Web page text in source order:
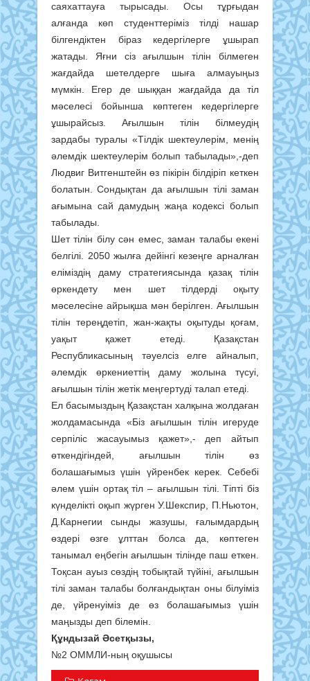
саяхаттауға тырысады. Осы тұрғыдан
алғанда көп студенттеріміз тілді нашар
білгендіктен біраз кедергілерге ұшырап
жатады. Яғни сіз ағылшын тілін білмеген
жағдайда шетелдерге шыға алмауыңыз
мүмкін. Егер де шыққан жағдайда да тіл
мәселесі бойынша көптеген кедергілерге
ұшырайсыз. Ағылшын тілін білмеудің
зардабы туралы «Тілдік шектеулерім, менің
әлемдік шектеулерім болып табылады»,-деп
Людвиг Витгенштейн өз пікірін білдіріп кеткен
болатын. Сондықтан да ағылшын тілі заман
ағымына сай дамудың жаңа кодексі болып
табылады.
Шет тілін білу сән емес, заман талабы екені
белгілі. 2050 жылға дейінгі кезеңге арналған
еліміздің даму стратегиясында қазақ тілін
өркендету мен шет тілдерді оқыту
мәселесіне айрықша мән берілген. Ағылшын
тілін тереңдетіп, жан-жақты оқытуды қоғам,
уақыт қажет етеді. Қазақстан
Республикасының тәуелсіз елге айналып,
әлемдік өркениеттің даму жолына түсуі,
ағылшын тілін жетік меңгертуді талап етеді.
Ел басымыздың Қазақстан халқына жолдаған
жолдамасында «Біз ағылшын тілін игеруде
серпіліс жасауымыз қажет»,- деп айтып
өткендігіндей, ағылшын тілін өз
болашағымыз үшін үйренбек керек. Себебі
әлем үшін ортақ тіл – ағылшын тілі. Тіпті біз
күнделікті оқып жүрген У.Шекспир, П.Ньютон,
Д.Карнегии сынды жазушы, ғалымдардың
өздері өзге ұлттан болса да, көптеген
танымал еңбегін ағылшын тілінде паш еткен.
Тоқсан ауыз сөздің тобықтай түйіні, ағылшын
тілі заман талабы болғандықтан оны білуіміз
де, үйренуіміз де өз болашағымыз үшін
маңызды деп білемін.
Құндызай Әсетқызы,
№2 ОММЛИ-ның оқушысы